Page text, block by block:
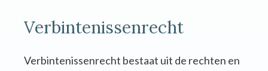
Verbintenissenrecht
Verbintenissenrecht bestaat uit de rechten en